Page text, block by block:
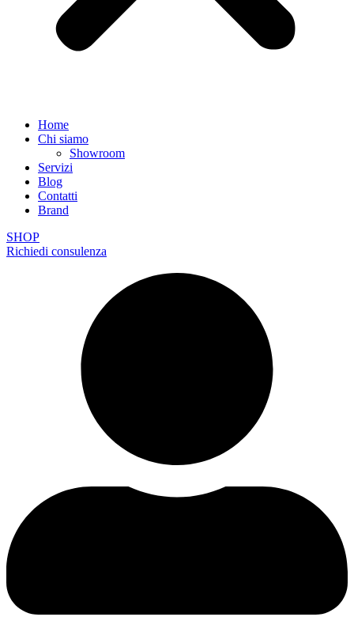
Home
Chi siamo
Showroom
Servizi
Blog
Contatti
Brand
SHOP
Richiedi consulenza